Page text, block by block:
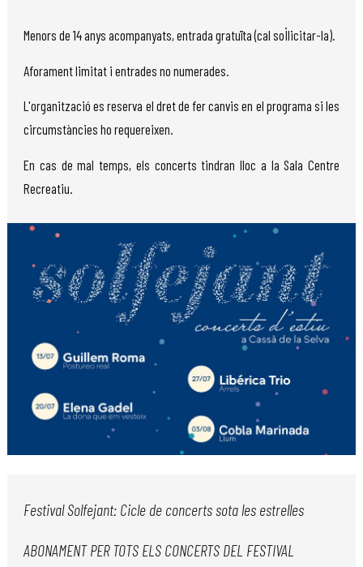
Menors de 14 anys acompanyats, entrada gratuïta (cal sol·licitar-la).
Aforament limitat i entrades no numerades.
L'organització es reserva el dret de fer canvis en el programa si les
circumstàncies ho requereixen.
En cas de mal temps, els concerts tindran lloc a la Sala Centre
Recreatiu.
Festival Solfejant: Cicle de concerts sota les estrelles
ABONAMENT PER TOTS ELS CONCERTS DEL FESTIVAL